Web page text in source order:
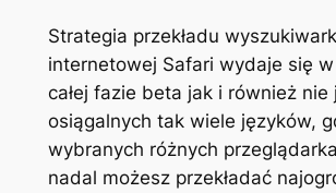
Strategia przekładu
internetowej Safari wydaje się
całej fazie beta jak i również nie
osiągalnych tak wiele języków,
wybranych różnych
nadal możesz przekładać